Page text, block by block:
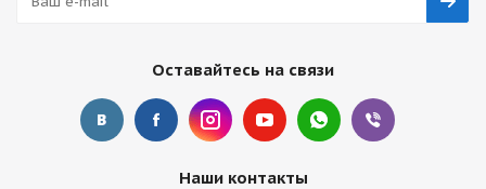
Оставайтесь на связи
Наши контакты